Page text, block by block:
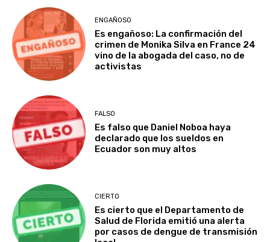
ENGAÑOSO
Es engañoso: La confirmación del
crimen de Monika Silva en France 24
vino de la abogada del caso, no de
activistas
FALSO
Es falso que Daniel Noboa haya
declarado que los sueldos en
Ecuador son muy altos
CIERTO
Es cierto que el Departamento de
Salud de Florida emitió una alerta
por casos de dengue de transmisión